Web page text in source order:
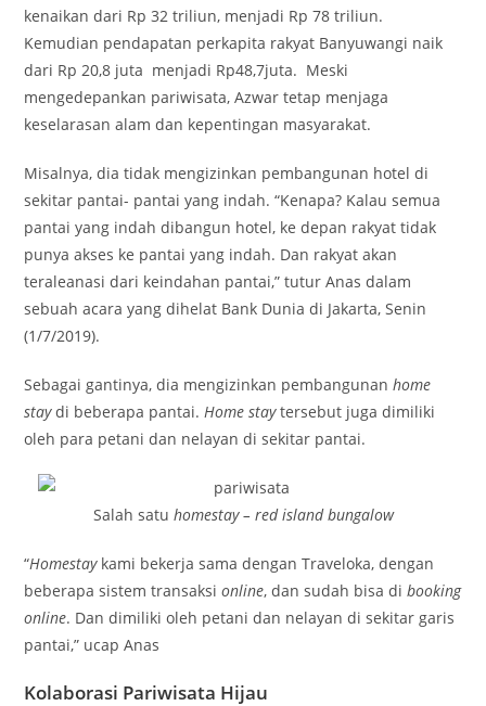
kenaikan dari Rp 32 triliun, menjadi Rp 78 triliun.
Kemudian pendapatan perkapita rakyat Banyuwangi naik
dari Rp 20,8 juta menjadi Rp48,7juta. Meski
mengedepankan pariwisata, Azwar tetap menjaga
keselarasan alam dan kepentingan masyarakat.
Misalnya, dia tidak mengizinkan pembangunan hotel di
sekitar pantai- pantai yang indah. “Kenapa? Kalau semua
pantai yang indah dibangun hotel, ke depan rakyat tidak
punya akses ke pantai yang indah. Dan rakyat akan
teraleanasi dari keindahan pantai,” tutur Anas dalam
sebuah acara yang dihelat Bank Dunia di Jakarta, Senin
(1/7/2019).
Sebagai gantinya, dia mengizinkan pembangunanhome
staydi beberapa pantai.Home staytersebut juga dimiliki
oleh para petani dan nelayan di sekitar pantai.
Salah satu homestay – red island bungalow
“Homestaykami bekerja sama dengan Traveloka, dengan
beberapa sistem transaksionline, dan sudah bisa dibooking
online. Dan dimiliki oleh petani dan nelayan di sekitar garis
pantai,” ucap Anas
Kolaborasi Pariwisata Hijau